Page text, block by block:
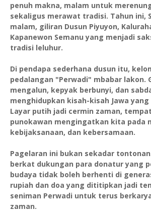
penuh makna, malam untuk
sekaligus merawat tradisi. Tahun ini,
malam, giliran Dusun Piyuyon,
Kapanewon Semanu yang menjadi
tradisi leluhur.
Di pendapa sederhana dusun itu,
pedalangan "Perwadi" mbabar lakon.
mengalun, kepyak berbunyi, dan
menghidupkan kisah-kisah Jawa
Layar putih jadi cermin zaman,
punokawan mengingatkan kita pada
kebijaksanaan, dan kebersamaan.
Pagelaran ini bukan sekadar
berkat dukungan para donatur yang
budaya tidak boleh berhenti di
rupiah dan doa yang dititipkan jadi
seniman Perwadi untuk terus
zaman.